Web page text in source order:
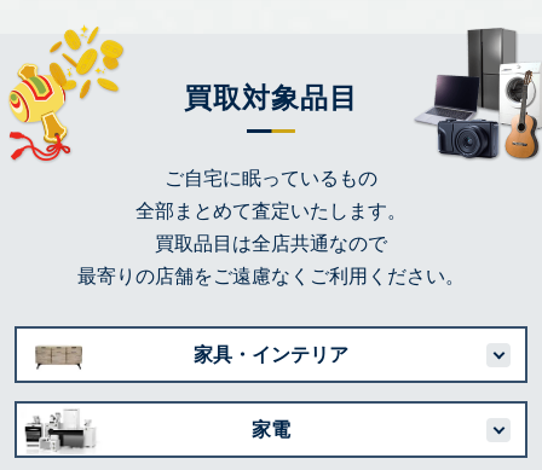
買取対象品目
ご自宅に眠っているもの
全部まとめて査定いたします。
買取品目は全店共通なので
最寄りの店舗をご遠慮なくご利用ください。
家具・インテリア
家電